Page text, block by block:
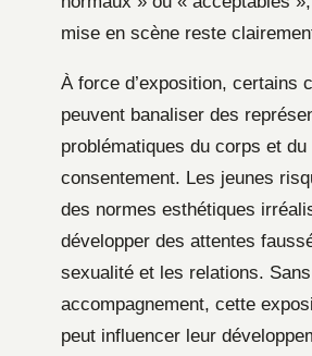
mise en scène reste
À force d’exposition, certains
peuvent banaliser des
problématiques du corps et du
consentement. Les jeunes
des normes esthétiques
développer des attentes
sexualité et les relations. Sans
accompagnement, cette
peut influencer leur